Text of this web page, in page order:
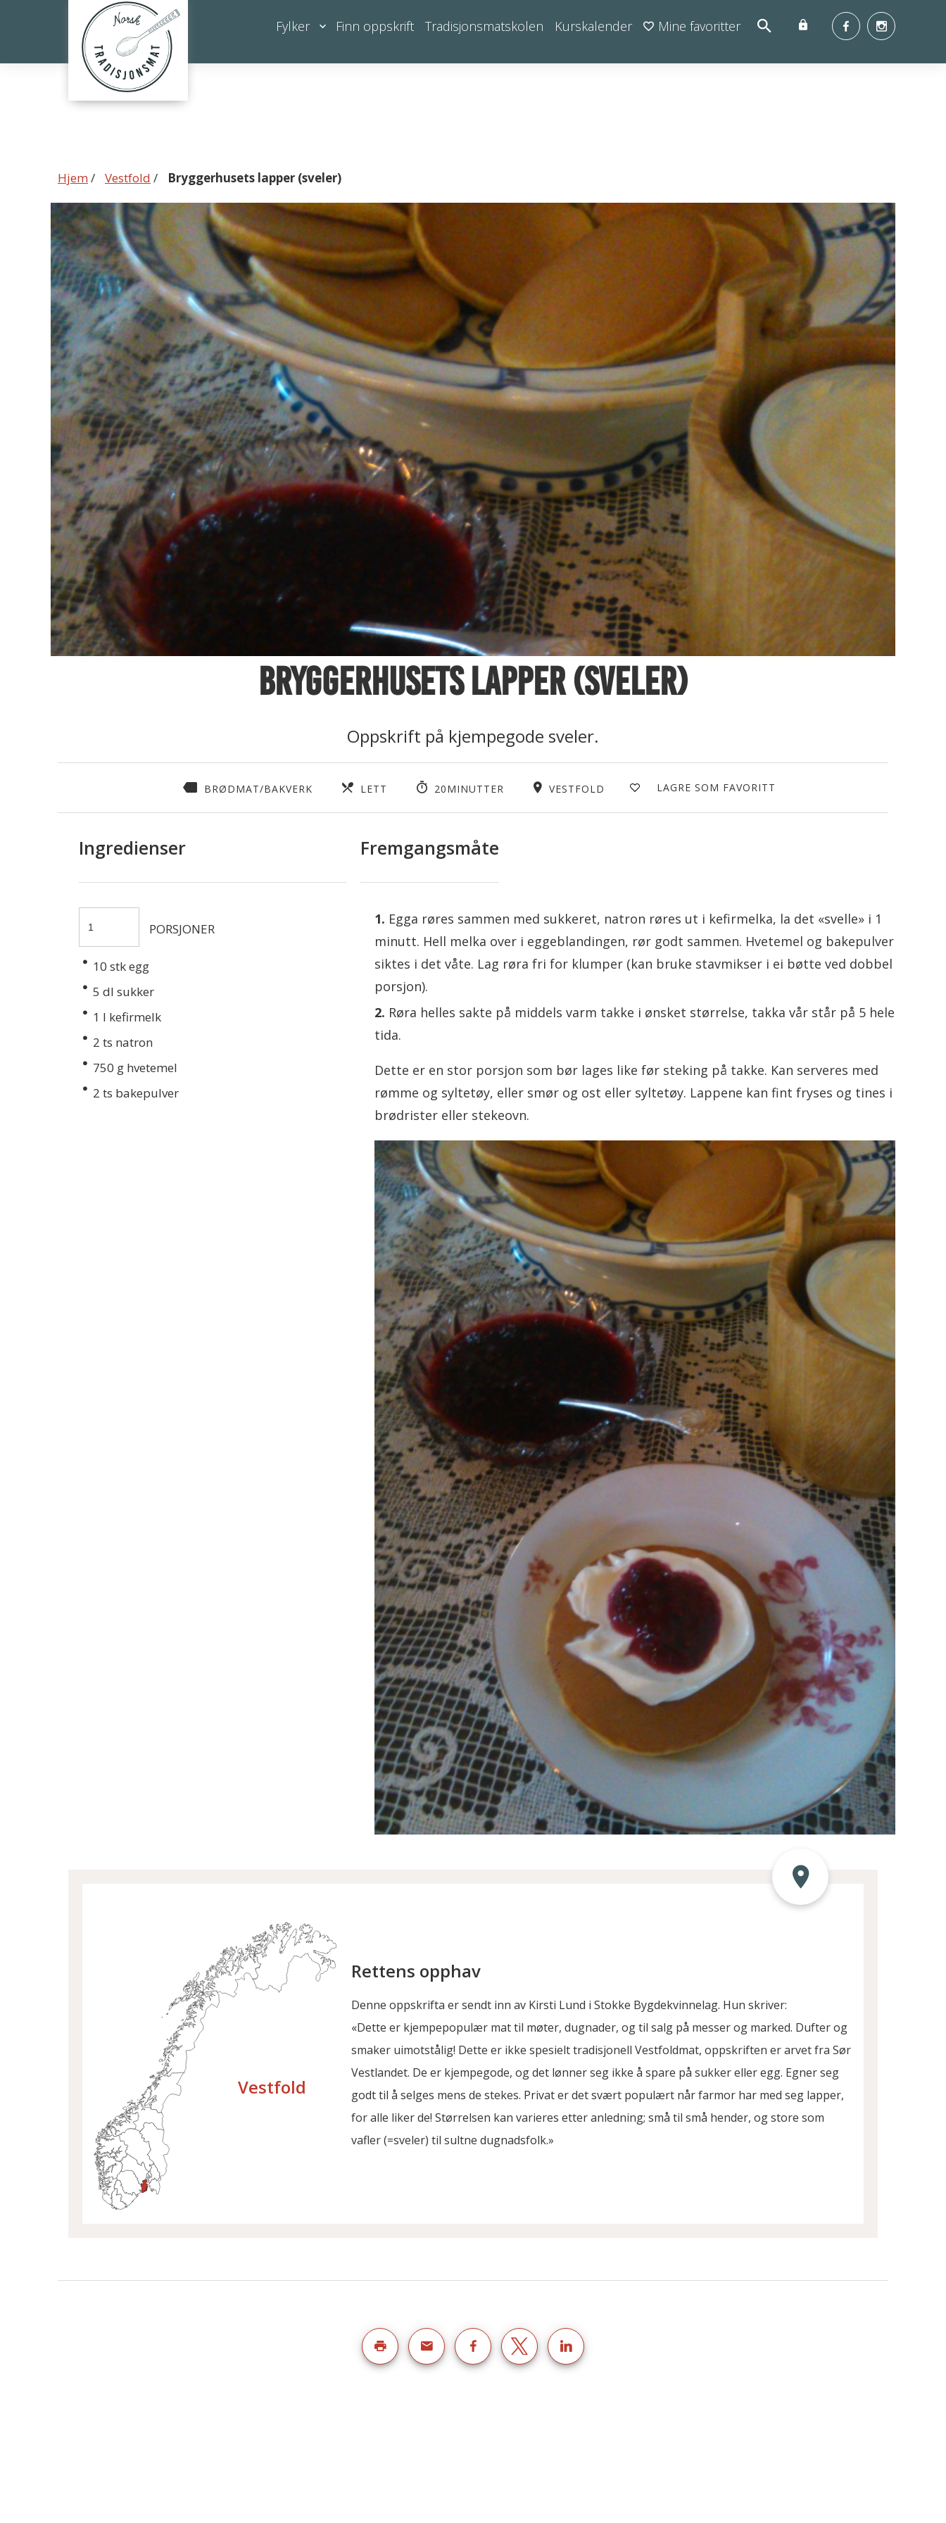
Bryggerhusets
lapper
(sveler)
Fylker Finn oppskrift Tradisjonsmatskolen Kurskalender Mine favoritter
Hjem/ Vestfold / Bryggerhusets lapper (sveler)
Bryggerhusets lapper (sveler)
Oppskrift på kjempegode sveler.
BRØDMAT/BAKVERK LETT 20MINUTTER VESTFOLD LAGRE SOM FAVORITT
Ingredienser
PORSJONER
10 stk egg
5 dl sukker
1 l kefirmelk
2 ts natron
750 g hvetemel
2 ts bakepulver
Fremgangsmåte
Egga røres sammen med sukkeret, natron røres ut i kefirmelka, la det «svelle» i 1
minutt. Hell melka over i eggeblandingen, rør godt sammen. Hvetemel og bakepulver
siktes i det våte. Lag røra fri for klumper (kan bruke stavmikser i ei bøtte ved dobbel
porsjon).
Røra helles sakte på middels varm takke i ønsket størrelse, takka vår står på 5 hele
tida.
Dette er en stor porsjon som bør lages like før steking på takke. Kan serveres med
rømme og syltetøy, eller smør og ost eller syltetøy. Lappene kan fint fryses og tines i
brødrister eller stekeovn.
Vestfold
Rettens opphav
Denne oppskrifta er sendt inn av Kirsti Lund i Stokke Bygdekvinnelag. Hun skriver:
«Dette er kjempepopulær mat til møter, dugnader, og til salg på messer og marked. Dufter og
smaker uimotstålig! Dette er ikke spesielt tradisjonell Vestfoldmat, oppskriften er arvet fra Sør
Vestlandet. De er kjempegode, og det lønner seg ikke å spare på sukker eller egg. Egner seg
godt til å selges mens de stekes. Privat er det svært populært når farmor har med seg lapper,
for alle liker de! Størrelsen kan varieres etter anledning; små til små hender, og store som
vafler (=sveler) til sultne dugnadsfolk.»